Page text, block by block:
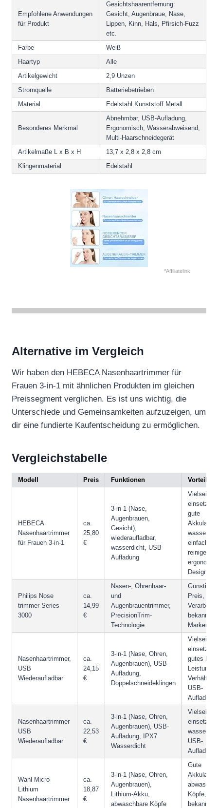
Empfohlene Anwendungen
für Produkt
Gesichtshaarentfernung:
Gesicht, Augenbraue, Nase,
Lippen, Kinn, Hals, Pfirsich-Fuzz
etc.
Farbe
Weiß
Haartyp
Alle
Artikelgewicht
2,9 Unzen
Stromquelle
Batteriebetrieben
Material
Edelstahl Kunststoff Metall
Besonderes Merkmal
Abnehmbar, USB-Aufladung,
Ergonomisch, Wasserabweisend,
Multi-Haarschneidegerät
Artikelmaße L x B x H
13,7 x 2,8 x 2,8 cm
Klingenmaterial
Edelstahl
*Affiliatelink
Alternative im Vergleich
Wir haben den HEBECA Nasenhaartrimmer für
Frauen 3-in-1 mit ähnlichen Produkten im gleichen
Preissegment verglichen. Es ist uns wichtig, die
Unterschiede und Gemeinsamkeiten aufzuzeigen, um
dir eine fundierte Kaufentscheidung zu ermöglichen.
Vergleichstabelle
Modell Preis Funktionen Vorteile
HEBECA
Nasenhaartrimmer
für Frauen 3-in-1
ca.
25,80
€
3-in-1 (Nase,
Augenbrauen,
Gesicht),
wiederaufladbar,
wasserdicht, USB-
Aufladung
Vielseitig
einsetzbar,
gute
einfach zu
reinigen,
Design
Philips Nose
trimmer Series
3000
ca.
14,99
€
Nasen-, Ohrenhaar-
und
Augenbrauentrimmer,
PrecisionTrim-
Technologie
Günstiger
Preis, gute
bekanntes
Nasenhaartrimmer,
USB
Wiederaufladbar
ca.
24,15
€
3-in-1 (Nase, Ohren,
Augenbrauen), USB-
Aufladung,
Doppelschneideklingen
Vielseitig
einsetzbar,
gutes
Leistungs-
Verhältnis,
USB-
Aufladung
Nasenhaartrimmer
USB
Wiederaufladbar
ca.
22,53
€
3-in-1 (Nase, Ohren,
Augenbrauen), USB-
Aufladung, IPX7
Wasserdicht
Vielseitig
einsetzbar,
USB-
Aufladung
Wahl Micro
Lithium
Nasenhaartrimmer
ca.
18,87
€
3-in-1 (Nase, Ohren,
Augenbrauen),
Lithium-Akku,
abwaschbare Köpfe
Gute
Köpfe,
bekanntes